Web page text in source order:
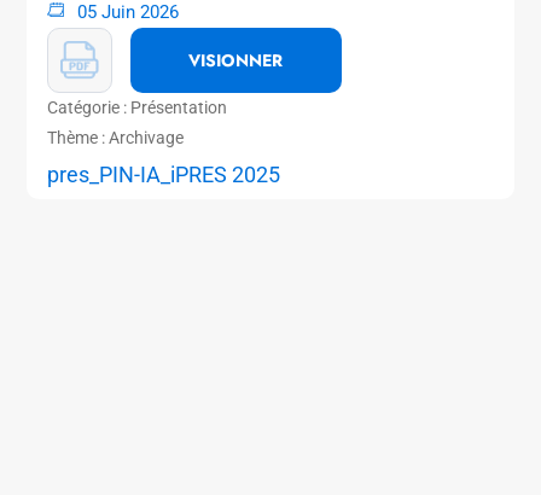
05 Juin 2026
VISIONNER
Catégorie : Présentation
Thème : Archivage
pres_PIN-IA_iPRES 2025